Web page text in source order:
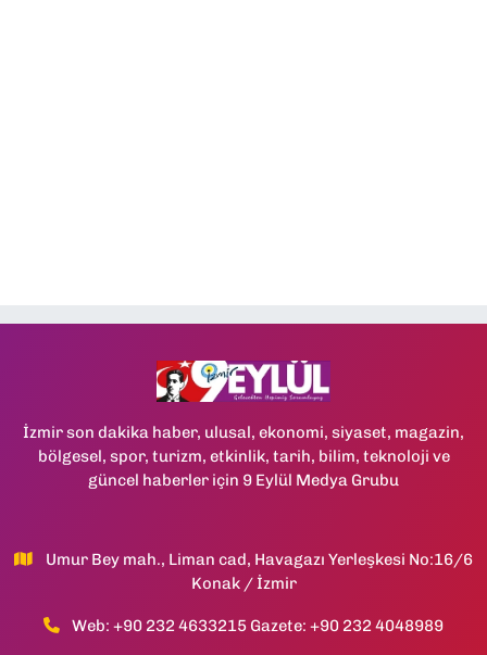
İzmir son dakika haber, ulusal, ekonomi, siyaset, magazin,
bölgesel, spor, turizm, etkinlik, tarih, bilim, teknoloji ve
güncel haberler için 9 Eylül Medya Grubu
Umur Bey mah., Liman cad, Havagazı Yerleşkesi No:16/6
Konak / İzmir
Web: +90 232 4633215 Gazete: +90 232 4048989